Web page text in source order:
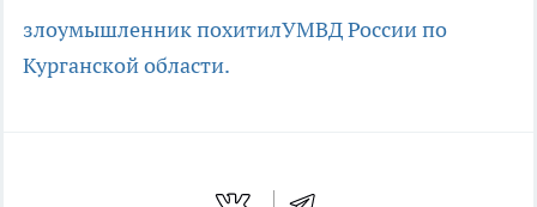
злоумышленник похитилУМВД России по
Курганской области.